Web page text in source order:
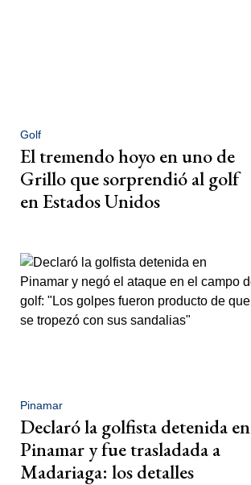
Golf
El tremendo hoyo en uno de
Grillo que sorprendió al golf
en Estados Unidos
Pinamar
Declaró la golfista detenida en
Pinamar y fue trasladada a
Madariaga: los detalles